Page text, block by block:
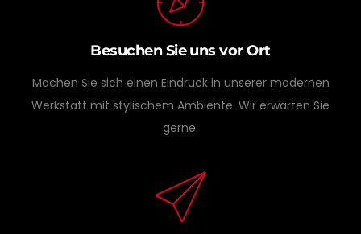
Besuchen Sie uns vor Ort
Machen Sie sich einen Eindruck in unserer modernen
Werkstatt mit stylischem Ambiente. Wir erwarten Sie
gerne.